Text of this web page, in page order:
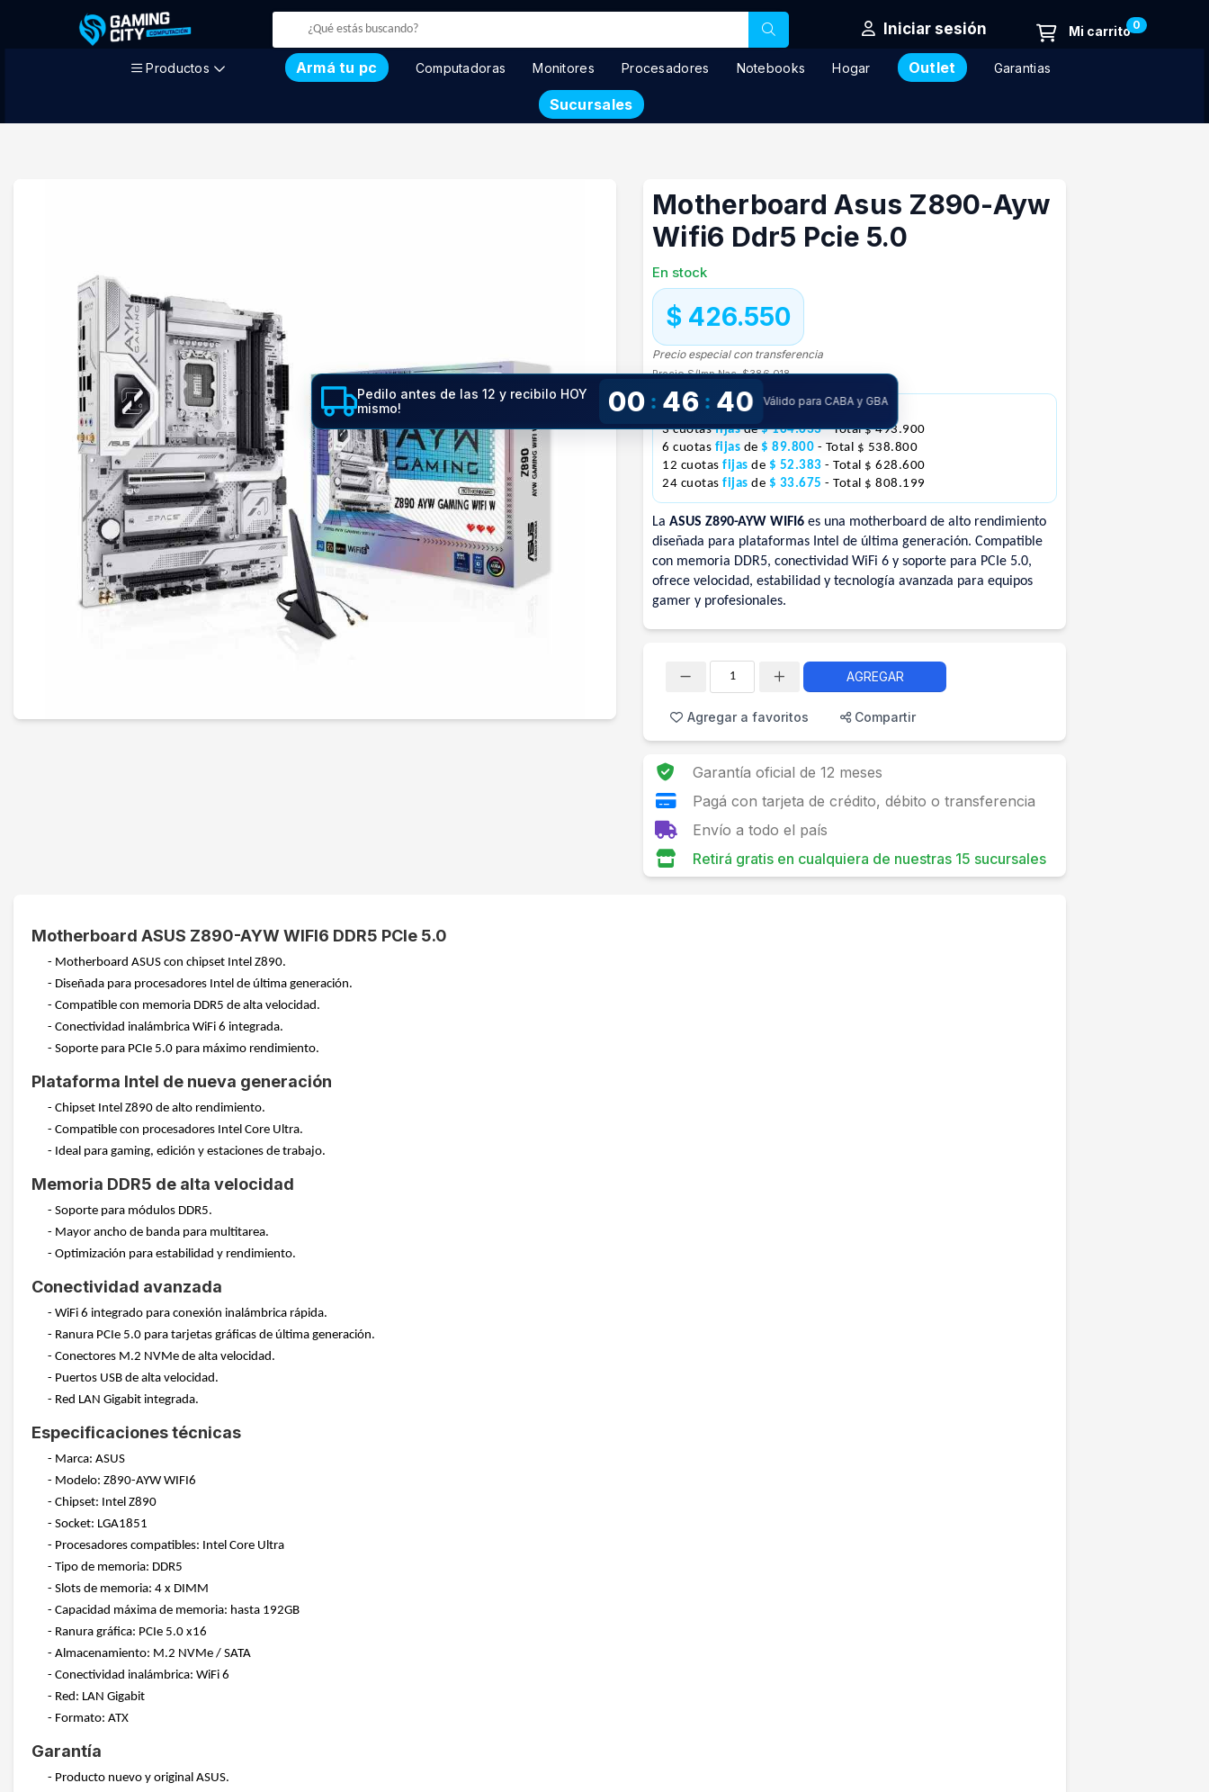
Iniciar sesión 0
Productos Armá tu pc Computadoras Monitores Procesadores Notebooks Hogar Outlet Garantias
Sucursales
Motherboard Asus Z890-Ayw
Wifi6 Ddr5 Pcie 5.0
En stock
$ 426.550
Precio especial con transferencia
Precio S/Imp.Nac.$386.018
1 pago contarjeta
$ 448.999
3 cuotasfijasde$ 164.633- Total $ 493.900
6 cuotas fijas de $ 89.800 - Total $ 538.800
12 cuotas fijas de $ 52.383 - Total $ 628.600
24 cuotas fijas de $ 33.675 - Total $ 808.199
La ASUS Z890-AYW WIFI6 es una motherboard de alto rendimiento
diseñada para plataformas Intel de última generación. Compatible
con memoria DDR5, conectividad WiFi 6 y soporte para PCIe 5.0,
ofrece velocidad, estabilidad y tecnología avanzada para equipos
gamer y profesionales.
Pedilo antes de las 12 y recibilo HOY
mismo!
00 : 46 : 40 Válido para CABA y GBA
AGREGAR
Agregar a favoritos Compartir
Garantía oficial de 12 meses
Pagá con tarjeta de crédito, débito o transferencia
Envío a todo el país
Retirá gratis en cualquiera de nuestras 15 sucursales
Motherboard ASUS Z890-AYW WIFI6 DDR5 PCIe 5.0
- Motherboard ASUS con chipset Intel Z890.
- Diseñada para procesadores Intel de última generación.
- Compatible con memoria DDR5 de alta velocidad.
- Conectividad inalámbrica WiFi 6 integrada.
- Soporte para PCIe 5.0 para máximo rendimiento.
Plataforma Intel de nueva generación
- Chipset Intel Z890 de alto rendimiento.
- Compatible con procesadores Intel Core Ultra.
- Ideal para gaming, edición y estaciones de trabajo.
Memoria DDR5 de alta velocidad
- Soporte para módulos DDR5.
- Mayor ancho de banda para multitarea.
- Optimización para estabilidad y rendimiento.
Conectividad avanzada
- WiFi 6 integrado para conexión inalámbrica rápida.
- Ranura PCIe 5.0 para tarjetas gráficas de última generación.
- Conectores M.2 NVMe de alta velocidad.
- Puertos USB de alta velocidad.
- Red LAN Gigabit integrada.
Especificaciones técnicas
- Marca: ASUS
- Modelo: Z890-AYW WIFI6
- Chipset: Intel Z890
- Socket: LGA1851
- Procesadores compatibles: Intel Core Ultra
- Tipo de memoria: DDR5
- Slots de memoria: 4 x DIMM
- Capacidad máxima de memoria: hasta 192GB
- Ranura gráfica: PCIe 5.0 x16
- Almacenamiento: M.2 NVMe / SATA
- Conectividad inalámbrica: WiFi 6
- Red: LAN Gigabit
- Formato: ATX
Garantía
- Producto nuevo y original ASUS.